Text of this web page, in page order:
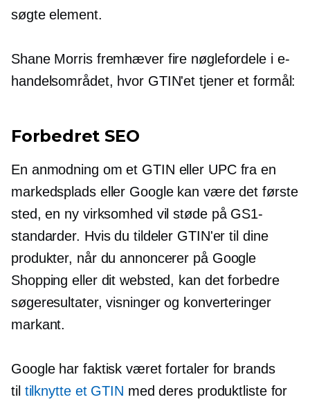
søgte element.
Shane Morris fremhæver fire nøglefordele i e-
handelsområdet, hvor GTIN'et tjener et formål:
Forbedret SEO
En anmodning om et GTIN eller UPC fra en
markedsplads eller Google kan være det første
sted, en ny virksomhed vil støde på GS1-
standarder. Hvis du tildeler GTIN'er til dine
produkter, når du annoncerer på Google
Shopping eller dit websted, kan det forbedre
søgeresultater, visninger og konverteringer
markant.
Google har faktisk været fortaler for brands
til tilknytte et GTIN med deres produktliste for